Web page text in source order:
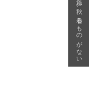
急に秋、着るものがない